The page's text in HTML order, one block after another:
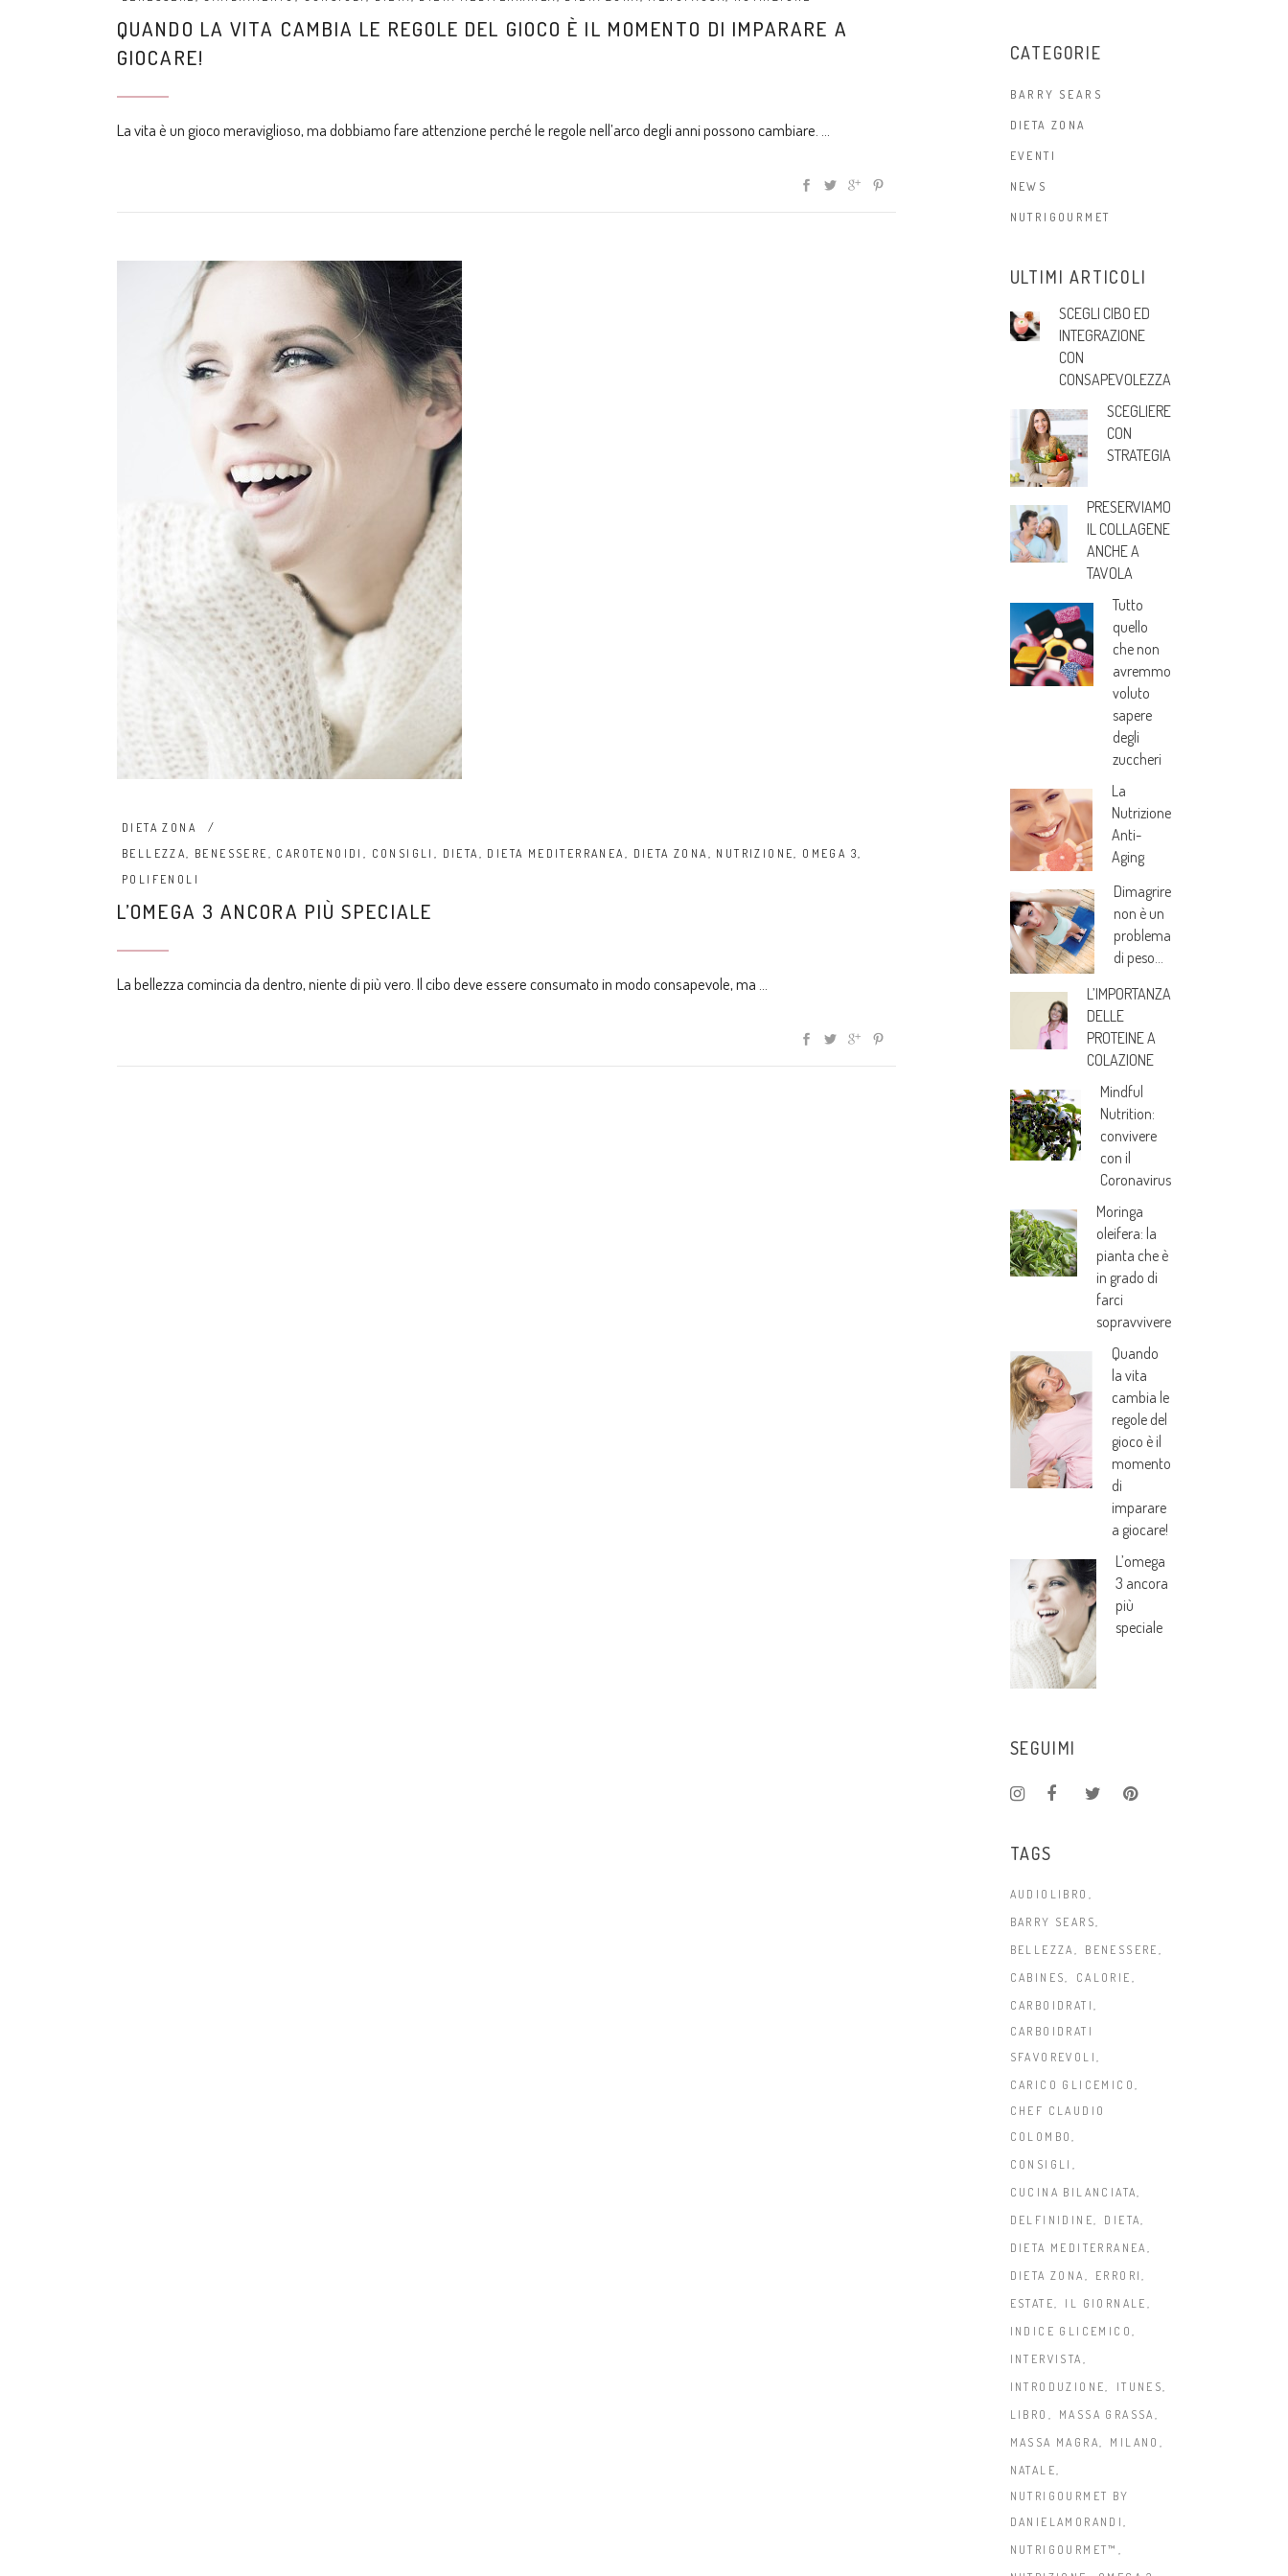
QUANDO LA VITA CAMBIA LE REGOLE DEL GIOCO È IL MOMENTO DI IMPARARE A
GIOCARE!
La vita è un gioco meraviglioso, ma dobbiamo fare attenzione perché le regole nell’arco degli anni possono cambiare.
DIETA ZONA
BELLEZZA, BENESSERE , CAROTENOIDI , CONSIGLI , DIETA, DIETA MEDITERRANEA, DIETA ZONA, NUTRIZIONE, OMEGA 3,
POLIFENOLI
L’OMEGA 3 ANCORA PIÙ SPECIALE
La bellezza comincia da dentro, niente di più vero. Il cibo deve essere consumato in modo consapevole, ma
CATEGORIE
BARRY SEARS
DIETA ZONA
EVENTI
NEWS
NUTRIGOURMET
ULTIMI ARTICOLI
SCEGLI CIBO ED
INTEGRAZIONE
CON
CONSAPEVOLEZZA
SCEGLIERE
CON
STRATEGIA
PRESERVIAMO
IL COLLAGENE
ANCHE A
TAVOLA
Tutto
quello
che non
avremmo
voluto
sapere
degli
zuccheri
La
Nutrizione
Anti-
Aging
Dimagrire
non è un
problema
di peso…
L’IMPORTANZA
DELLE
PROTEINE A
COLAZIONE
Mindful
Nutrition:
convivere
con il
Coronavirus
Moringa
oleifera: la
pianta che è
in grado di
farci
sopravvivere
Quando
la vita
cambia le
regole del
gioco è il
momento
di
imparare
a giocare!
L’omega
3 ancora
più
speciale
SEGUIMI
TAGS
AUDIOLIBRO
BARRY SEARS
BELLEZZA
BENESSERE
CABINES
CALORIE
CARBOIDRATI
CARBOIDRATI
SFAVOREVOLI
CARICO GLICEMICO
CHEF CLAUDIO
COLOMBO
CONSIGLI
CUCINA BILANCIATA
DELFINIDINE
DIETA
DIETA MEDITERRANEA
DIETA ZONA
ERRORI
ESTATE
IL GIORNALE
INDICE GLICEMICO
INTERVISTA
INTRODUZIONE
ITUNES
LIBRO
MASSA GRASSA
MASSA MAGRA
MILANO
NATALE
NUTRIGOURMET BY
DANIELAMORANDI
NUTRIGOURMET™